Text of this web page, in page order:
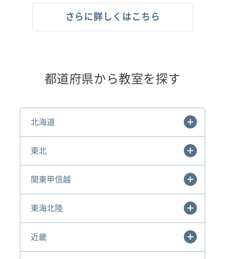
さらに詳しくはこちら
都道府県から教室を探す
北海道
東北
関東甲信越
東海北陸
近畿